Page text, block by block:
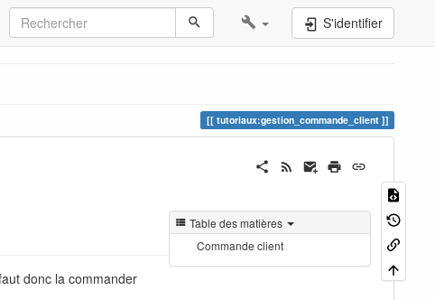
S'identifier
tutoriaux:gestion_commande_client
Table des matières
Commande client
donc la commander